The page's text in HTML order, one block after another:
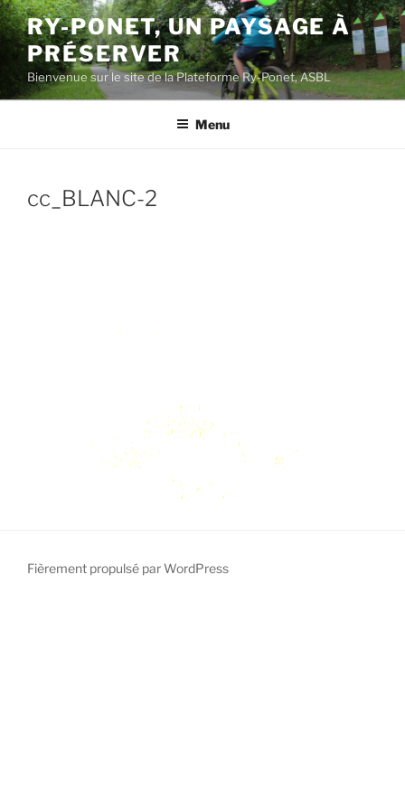
Aller
au
contenu
principal
RY-PONET, UN PAYSAGE À
PRÉSERVER
Bienvenue sur le site de la Plateforme Ry-Ponet, ASBL
Menu
cc_BLANC-2
Fièrement propulsé par WordPress